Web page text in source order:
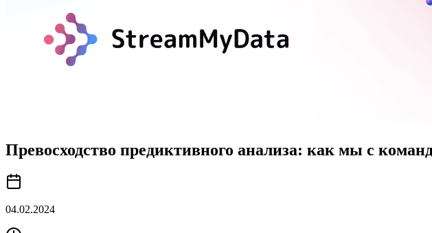
Превосходство предиктивного анализа: как мы с
04.02.2024